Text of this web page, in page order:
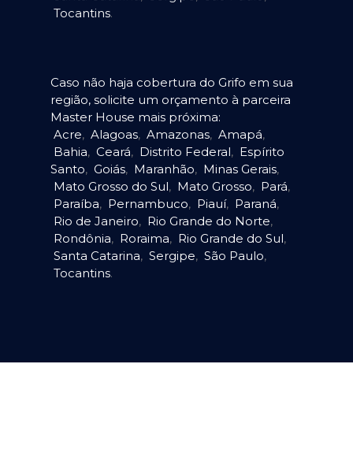
Tocantins.
Caso não haja cobertura do Grifo em sua
região, solicite um orçamento à parceira
Master House mais próxima:
Acre, Alagoas, Amazonas, Amapá,
Bahia, Ceará, Distrito Federal, Espírito
Santo, Goiás, Maranhão, Minas Gerais,
Mato Grosso do Sul, Mato Grosso, Pará,
Paraíba, Pernambuco, Piauí, Paraná,
Rio de Janeiro, Rio Grande do Norte,
Rondônia, Roraima, Rio Grande do Sul,
Santa Catarina, Sergipe, São Paulo,
Tocantins.